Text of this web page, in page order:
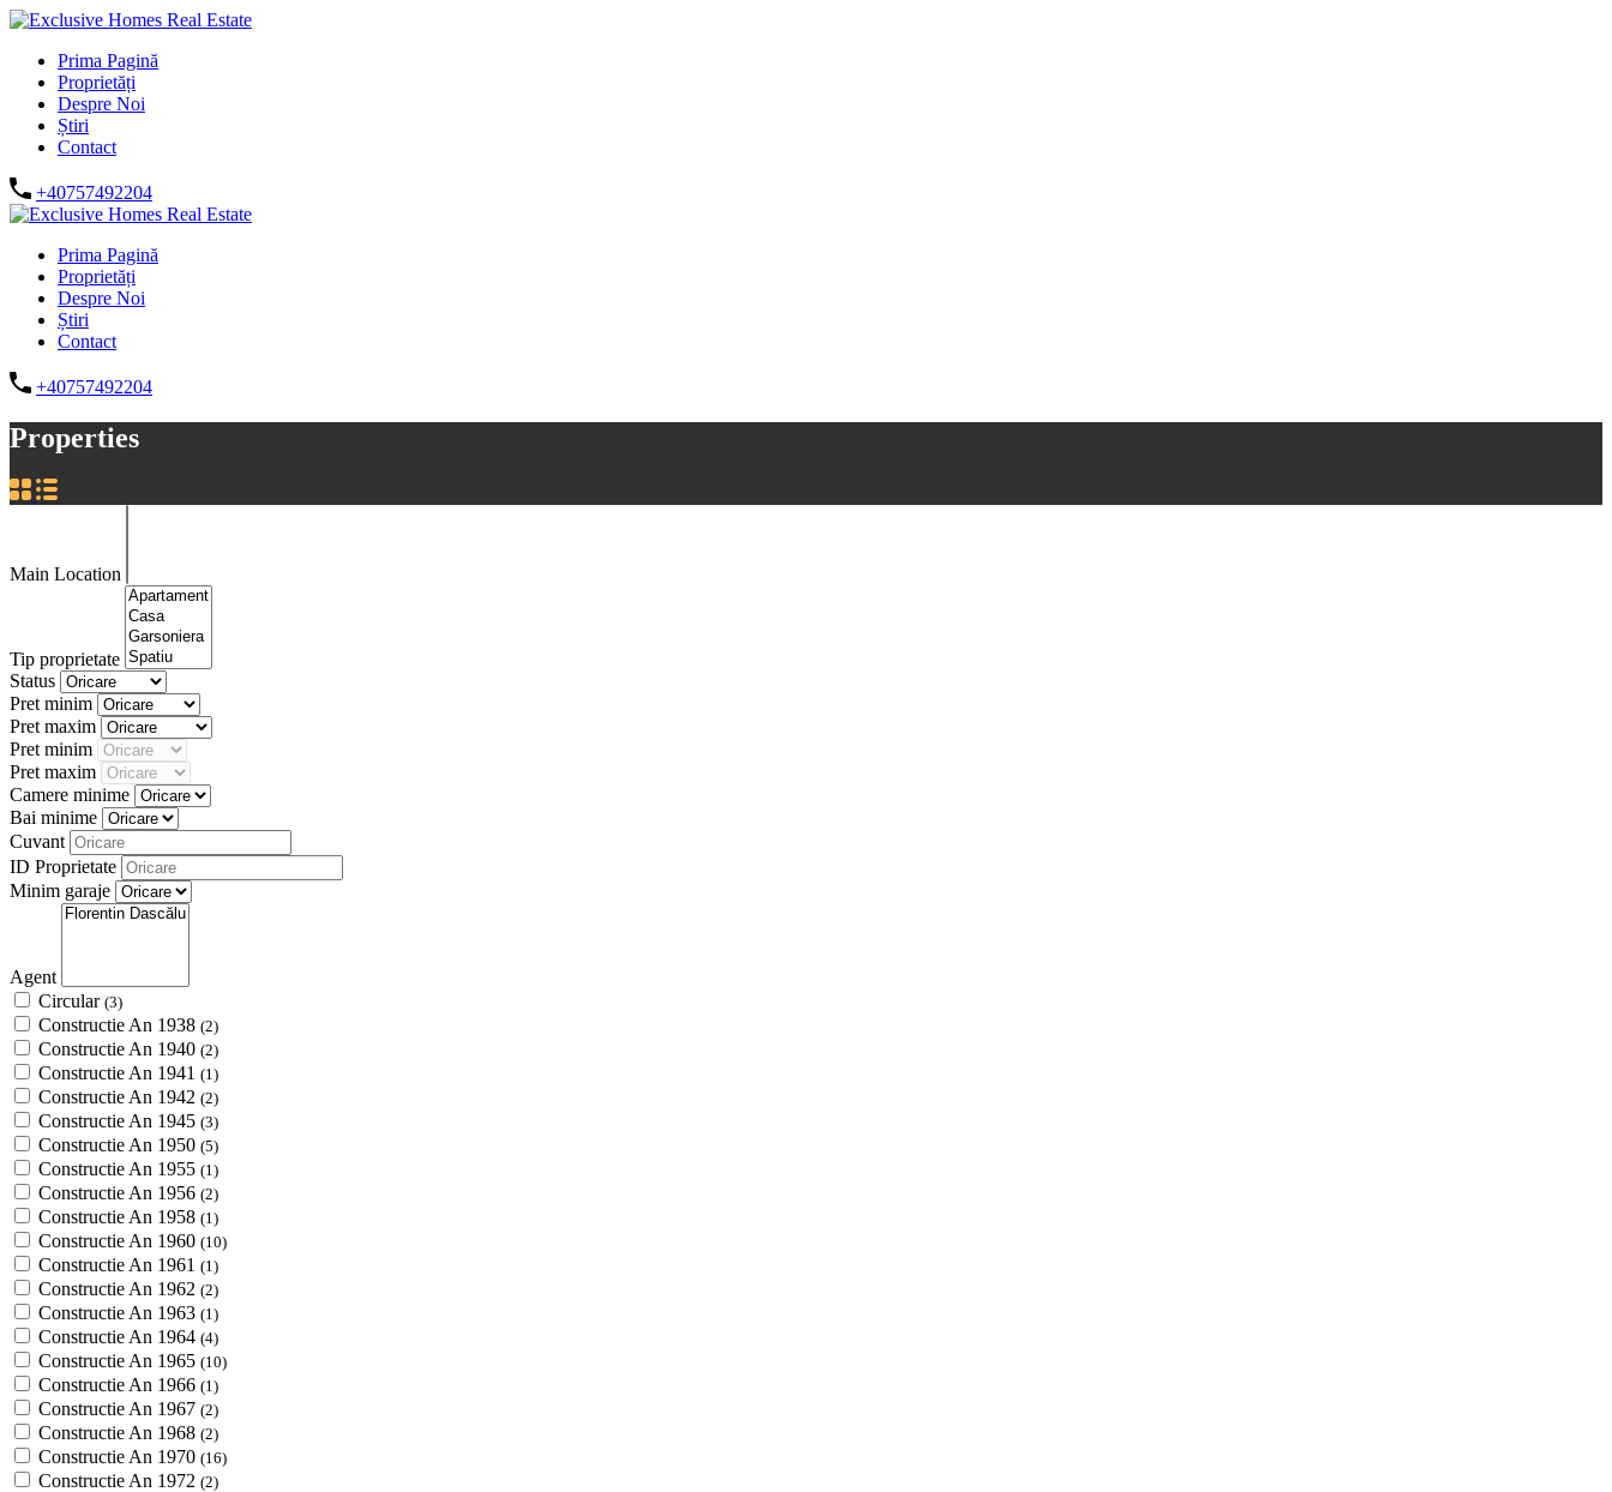
Prima Pagină
Proprietăți
Despre Noi
Știri
Contact
+40757492204
Prima Pagină
Proprietăți
Despre Noi
Știri
Contact
+40757492204
Properties
Main Location
Tip proprietate
Status
Pret minim
Pret maxim
Pret minim
Pret maxim
Camere minime
Bai minime
Cuvant
ID Proprietate
Minim garaje
Agent
Circular (3)
Constructie An 1938 (2)
Constructie An 1940 (2)
Constructie An 1941 (1)
Constructie An 1942 (2)
Constructie An 1945 (3)
Constructie An 1950 (5)
Constructie An 1955 (1)
Constructie An 1956 (2)
Constructie An 1958 (1)
Constructie An 1960 (10)
Constructie An 1961 (1)
Constructie An 1962 (2)
Constructie An 1963 (1)
Constructie An 1964 (4)
Constructie An 1965 (10)
Constructie An 1966 (1)
Constructie An 1967 (2)
Constructie An 1968 (2)
Constructie An 1970 (16)
Constructie An 1972 (2)